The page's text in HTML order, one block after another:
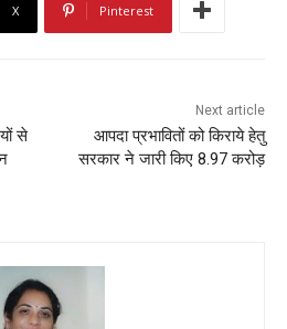
X Pinterest
से
Next article
आपदा प्रभावितों को किराये हेतु
सरकार ने जारी किए 8.97 करोड़